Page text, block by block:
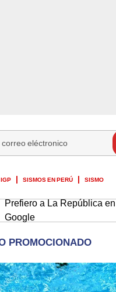
IGP SISMOS EN PERÚ SISMO
Prefiero a La República en
Google